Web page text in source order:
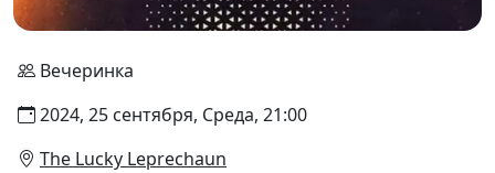
Вечеринка
2024, 25 сентября, Среда, 21:00
The Lucky Leprechaun